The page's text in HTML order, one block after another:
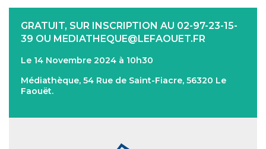
GRATUIT, SUR INSCRIPTION AU 02-97-23-15-
39 OU MEDIATHEQUE@LEFAOUET.FR
Le 14 Novembre 2024 à 10h30
Médiathèque, 54 Rue de Saint-Fiacre, 56320 Le
Faouët.